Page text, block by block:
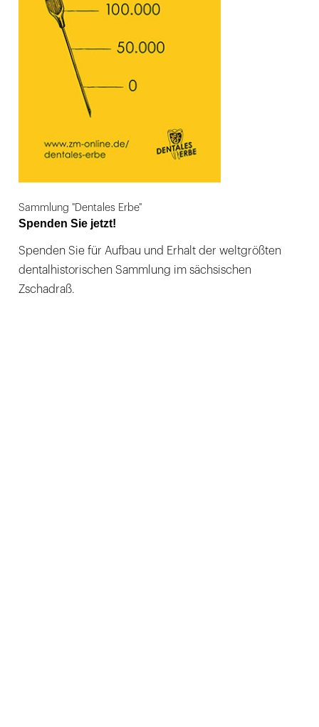
Sammlung "Dentales Erbe"
Spenden Sie jetzt!
Spenden Sie für Aufbau und Erhalt der weltgrößten
dentalhistorischen Sammlung im sächsischen
Zschadraß.